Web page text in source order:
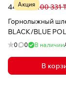
Акция
44 280 ₸ 100 331
Горнолыжный
BLACK/BLUE
0 0 В наличии
В